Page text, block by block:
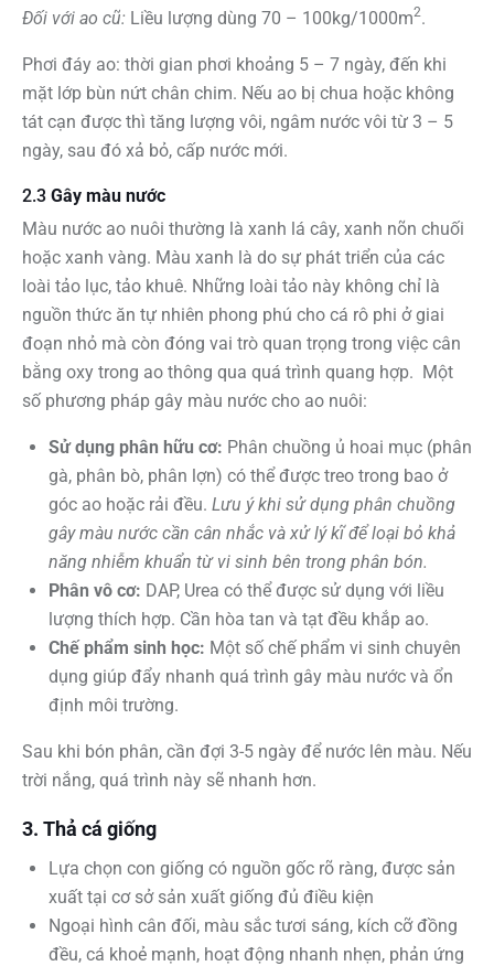
Đối với ao cũ: Liều lượng dùng 70 – 100kg/1000m2.
Phơi đáy ao: thời gian phơi khoảng 5 – 7 ngày, đến khi
mặt lớp bùn nứt chân chim. Nếu ao bị chua hoặc không
tát cạn được thì tăng lượng vôi, ngâm nước vôi từ 3 – 5
ngày, sau đó xả bỏ, cấp nước mới.
2.3 Gây màu nước
Màu nước ao nuôi thường là xanh lá cây, xanh nõn chuối
hoặc xanh vàng. Màu xanh là do sự phát triển của các
loài tảo lục, tảo khuê. Những loài tảo này không chỉ là
nguồn thức ăn tự nhiên phong phú cho cá rô phi ở giai
đoạn nhỏ mà còn đóng vai trò quan trọng trong việc cân
bằng oxy trong ao thông qua quá trình quang hợp. Một
số phương pháp gây màu nước cho ao nuôi:
Sử dụng phân hữu cơ: Phân chuồng ủ hoai mục (phân
gà, phân bò, phân lợn) có thể được treo trong bao ở
góc ao hoặc rải đều. Lưu ý khi sử dụng phân chuồng
gây màu nước cần cân nhắc và xử lý kĩ để loại bỏ khả
năng nhiễm khuẩn từ vi sinh bên trong phân bón.
Phân vô cơ: DAP, Urea có thể được sử dụng với liều
lượng thích hợp. Cần hòa tan và tạt đều khắp ao.
Chế phẩm sinh học: Một số chế phẩm vi sinh chuyên
dụng giúp đẩy nhanh quá trình gây màu nước và ổn
định môi trường.
Sau khi bón phân, cần đợi 3-5 ngày để nước lên màu. Nếu
trời nắng, quá trình này sẽ nhanh hơn.
3. Thả cá giống
Lựa chọn con giống có nguồn gốc rõ ràng, được sản
xuất tại cơ sở sản xuất giống đủ điều kiện
Ngoại hình cân đối, màu sắc tươi sáng, kích cỡ đồng
đều, cá khoẻ mạnh, hoạt động nhanh nhẹn, phản ứng